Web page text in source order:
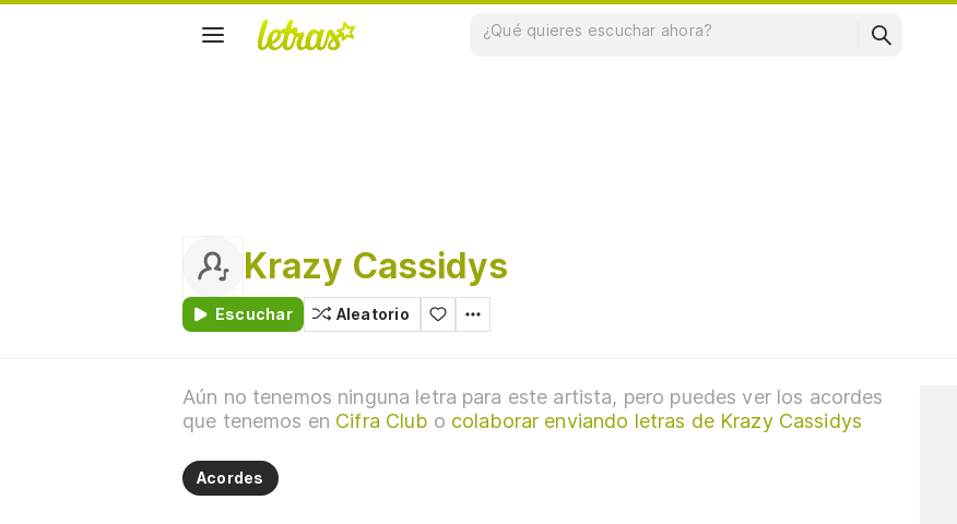
Krazy Cassidys
Escuchar Aleatorio
Aún no tenemos ninguna letra para este artista, pero puedes ver los acordes
que tenemos en Cifra Club o colaborar enviando letras de Krazy Cassidys
Acordes